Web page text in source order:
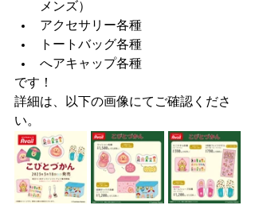
メンズ）
アクセサリー各種
トートバッグ各種
へアキャップ各種
です！
詳細は、以下の画像にてご確認くださ
い。